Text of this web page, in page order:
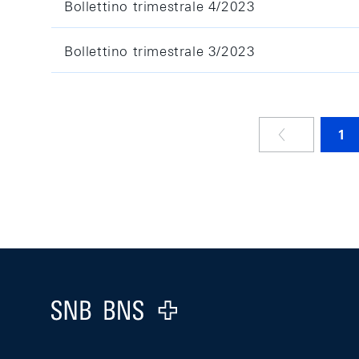
Bollettino trimestrale 4/2023
Bollettino trimestrale 3/2023
1
Footer
Logo